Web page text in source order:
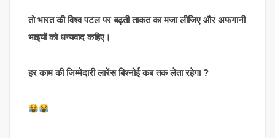
तो भारत की विश्व पटल पर बढ़ती ताकत का मजा लीजिए और अफगानी
भाइयों को धन्यवाद कहिए।
हर काम की जिम्मेदारी लारेंस बिश्नोई कब तक लेता रहेगा ?